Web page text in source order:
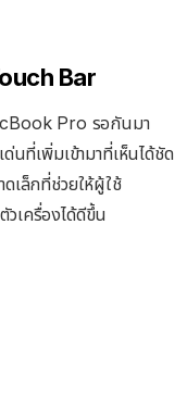
Bar
Pro รอกันมา
นที่เพิ่มเข้ามาที่เห็นได้ชัด
เล็กที่ช่วยให้ผู้ใช้
เครื่องได้ดีขึ้น